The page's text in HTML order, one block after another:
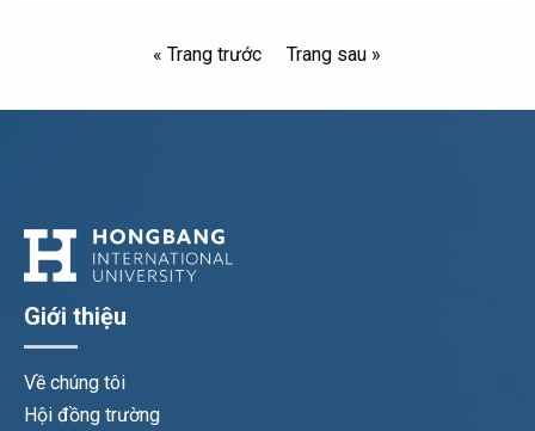
« Trang trước Trang sau »
Giới thiệu
Về chúng tôi
Hội đồng trường